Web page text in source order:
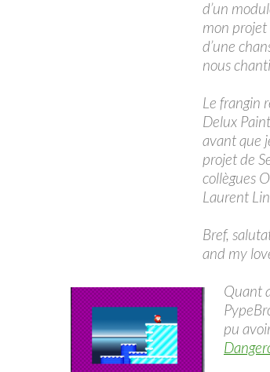
d’un
mon projet
d’une
nous
Le frangin
Delux
avant que
projet de
collègues
Laurent
Bref,
and my
Quant
pu